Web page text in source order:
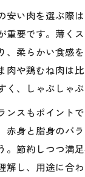
安い肉を選ぶ際
重要です。薄く
、柔らかい食感
肉や鶏むね肉は
く、しゃぶしゃぶ
ンスもポイント
赤身と脂身のバ
。節約しつつ満
解し、用途に合